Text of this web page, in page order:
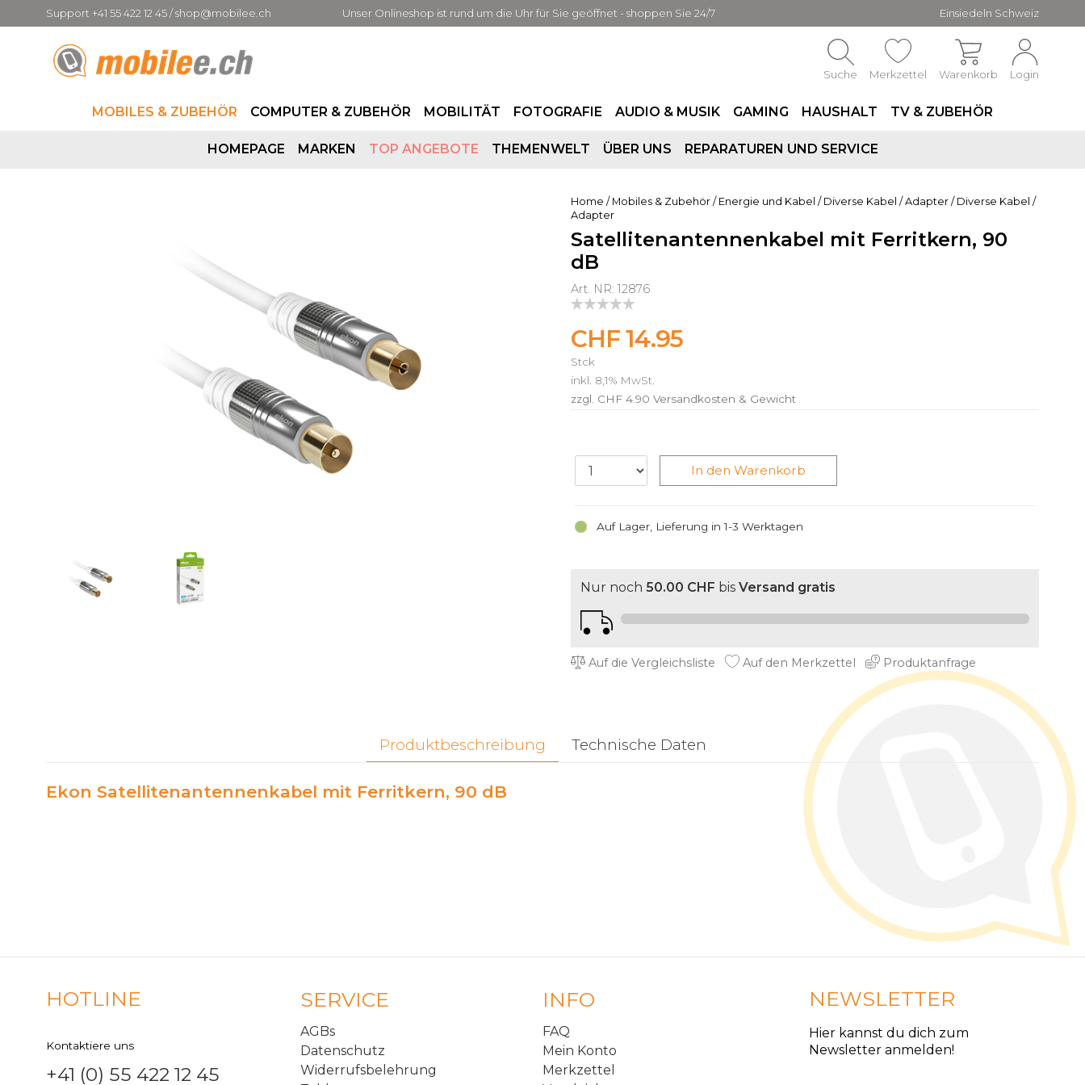
Support +41 55 422 12 45 / shop@mobilee.ch Unser Onlineshop ist rund um die Uhr für Sie geöffnet - shoppen Sie 24/7 Einsiedeln Schweiz
Suche Merkzettel Warenkorb Login
MOBILES & ZUBEHÖR COMPUTER & ZUBEHÖR MOBILITÄT FOTOGRAFIE AUDIO & MUSIK GAMING HAUSHALT TV & ZUBEHÖR
HOMEPAGE MARKEN TOP ANGEBOTE THEMENWELT ÜBER UNS REPARATUREN UND SERVICE
Home / Mobiles & Zubehör / Energie und Kabel / Diverse Kabel / Adapter / Diverse Kabel /
Adapter
Satellitenantennenkabel mit Ferritkern, 90
dB
Art. NR: 12876
CHF 14.95
Stck
inkl. 8,1% MwSt.
zzgl. CHF 4.90 Versandkosten & Gewicht
Auf Lager, Lieferung in 1-3 Werktagen
In den Warenkorb
Nur noch 50.00 CHF bis Versand gratis
Auf die Vergleichsliste Auf den Merkzettel Produktanfrage
Produktbeschreibung Technische Daten
Ekon Satellitenantennenkabel mit Ferritkern, 90 dB
HOTLINE
Kontaktiere uns
+41 (0) 55 422 12 45
SERVICE
AGBs
Datenschutz
Widerrufsbelehrung
INFO
FAQ
Mein Konto
Merkzettel
NEWSLETTER
Hier kannst du dich zum
Newsletter anmelden!